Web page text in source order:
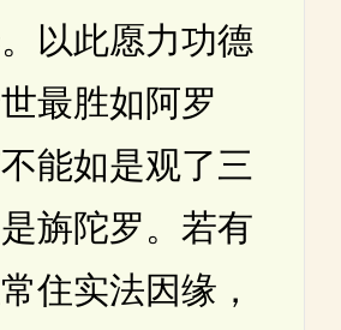
以此愿力功德
最胜如阿罗
能如是观了三
旃陀罗。若有
住实法因缘，